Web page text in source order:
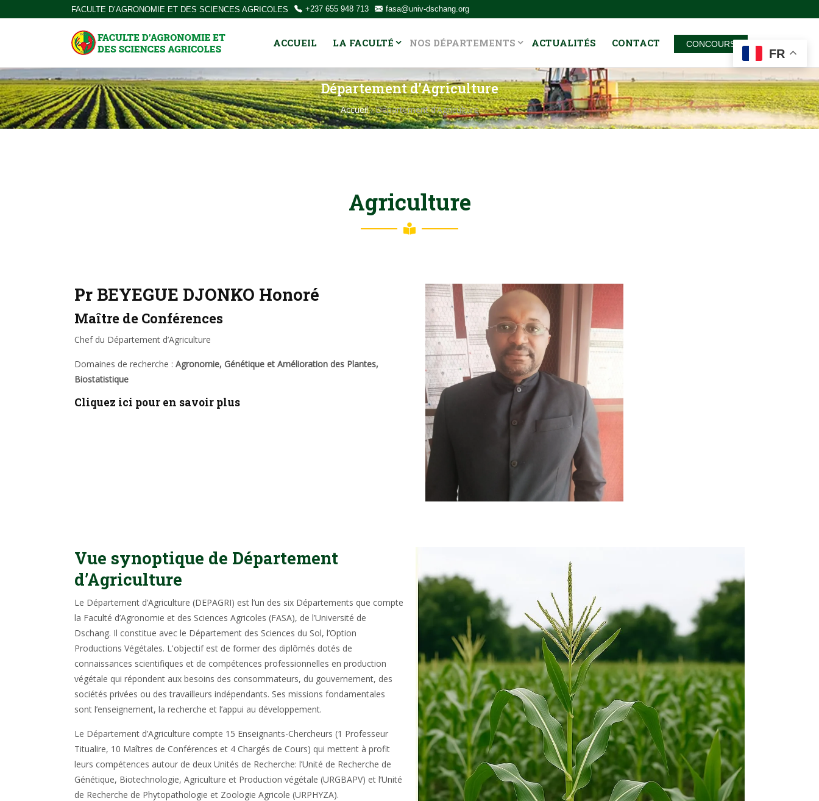
FACULTE D’AGRONOMIE ET DES SCIENCES AGRICOLES +237 655 948 713 fasa@univ-dschang.org
ACCUEIL LA FACULTÉ NOS DÉPARTEMENTS ACTUALITÉS CONTACT CONCOURS
Département d’Agriculture
Accueil›Département d’Agriculture
Agriculture
Pr BEYEGUE DJONKO Honoré
Maître de Conférences
Chef du Département d’Agriculture
Domaines de recherche : Agronomie, Génétique et Amélioration des Plantes,
Biostatistique
Cliquez ici pour en savoir plus
Vue synoptique de Département
d’Agriculture
Le Département d’Agriculture (DEPAGRI) est l’un des six Départements que compte
la Faculté d’Agronomie et des Sciences Agricoles (FASA), de l’Université de
Dschang. Il constitue avec le Département des Sciences du Sol, l’Option
Productions Végétales. L'objectif est de former des diplômés dotés de
connaissances scientifiques et de compétences professionnelles en production
végétale qui répondent aux besoins des consommateurs, du gouvernement, des
sociétés privées ou des travailleurs indépendants. Ses missions fondamentales
sont l’enseignement, la recherche et l’appui au développement.
Le Département d’Agriculture compte 15 Enseignants-Chercheurs (1 Professeur
Titualire, 10 Maîtres de Conférences et 4 Chargés de Cours) qui mettent à profit
leurs compétences autour de deux Unités de Recherche: l’Unité de Recherche de
Génétique, Biotechnologie, Agriculture et Production végétale (URGBAPV) et l’Unité
de Recherche de Phytopathologie et Zoologie Agricole (URPHYZA).
FR